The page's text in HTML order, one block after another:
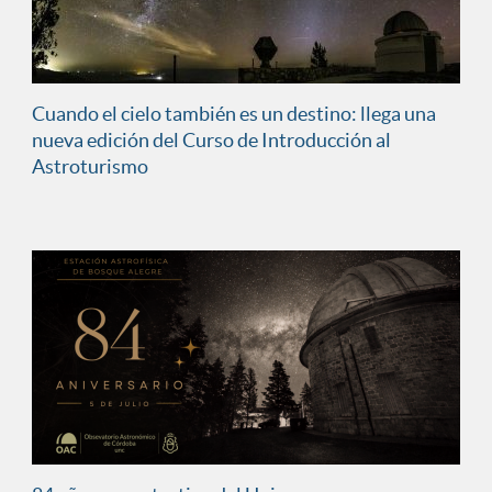
Cuando el cielo también es un destino: llega una
nueva edición del Curso de Introducción al
Astroturismo